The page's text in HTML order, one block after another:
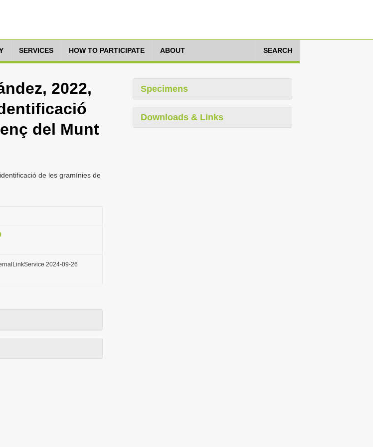
SERVICES HOW TO PARTICIPATE ABOUT SEARCH
2022,
del Munt
de les gramínies de
2024-09-26
Specimens
Downloads & Links